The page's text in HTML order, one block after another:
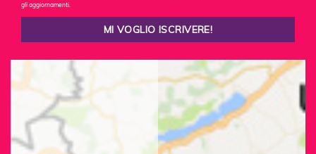
gli aggiornamenti.